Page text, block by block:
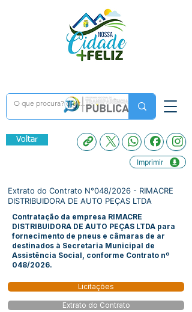
Voltar
Imprimir
Extrato do Contrato N°048/2026 - RIMACRE
DISTRIBUIDORA DE AUTO PEÇAS LTDA
Contratação da empresa RIMACRE
DISTRIBUIDORA DE AUTO PEÇAS LTDA para
fornecimento de pneus e câmaras de ar
destinados à Secretaria Municipal de
Assistência Social, conforme Contrato nº
048/2026.
Licitações
Extrato do Contrato